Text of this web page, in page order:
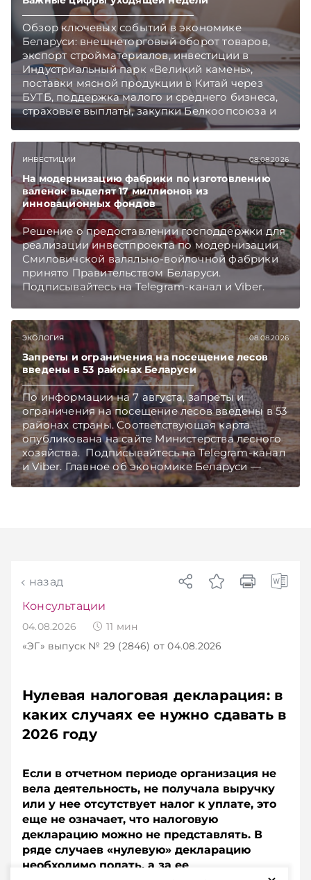
чем в новостях TelegramViber
Обзор ключевых событий в экономике
Беларуси: внешнеторговый оборот товаров,
экспорт стройматериалов, инвестиции в
Индустриальный парк «Великий камень»,
поставки мясной продукции в Китай через
БУТБ, поддержка малого и среднего бизнеса,
страховые выплаты, закупки Белкоопсоюза и
рост продаж новых автомобилей.
Подписывайтесь на Telegram‑канал и Viber.
Главное об экономике Беларуси — раньше,
чем в новостях TelegramViber
ИНВЕСТИЦИИ 08.08.2026
На модернизацию фабрики по изготовлению
валенок выделят 17 миллионов из
инновационных фондов
Решение о предоставлении господдержки для
реализации инвестпроекта по модернизации
Смиловичской валяльно-войлочной фабрики
принято Правительством Беларуси.
Подписывайтесь на Telegram‑канал и Viber.
Главное об экономике Беларуси — раньше,
ЭКОЛОГИЯ 08.08.2026
Запреты и ограничения на посещение лесов
введены в 53 районах Беларуси
По информации на 7 августа, запреты и
ограничения на посещение лесов введены в 53
районах страны. Соответствующая карта
опубликована на сайте Министерства лесного
хозяйства. Подписывайтесь на Telegram‑канал
и Viber. Главное об экономике Беларуси —
раньше, чем в новостях TelegramViber
назад
Консультации
04.08.2026 11 мин
«ЭГ» выпуск № 29 (2846) от 04.08.2026
Нулевая налоговая декларация: в
каких случаях ее нужно сдавать в
2026 году
Если в отчетном периоде организация не
вела деятельность, не получала выручку
или у нее отсутствует налог к уплате, это
еще не означает, что налоговую
декларацию можно не представлять. В
ряде случаев «нулевую» декларацию
необходимо подать, а за ее